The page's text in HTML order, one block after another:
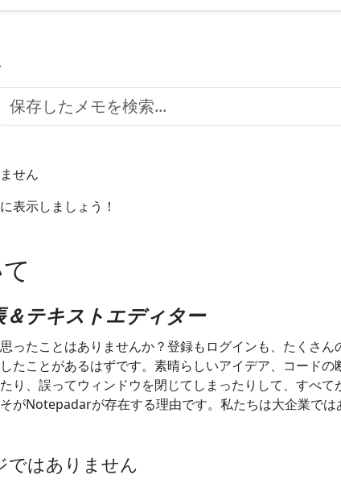
せん
表示しましょう！
テキストエディター
ったことはありませんか？登録もログインも、たくさ
たことがあるはずです。素晴らしいアイデア、コード
り、誤ってウィンドウを閉じてしまったりして、すべ
がNotepadarが存在する理由です。私たちは大企業で
ではありません